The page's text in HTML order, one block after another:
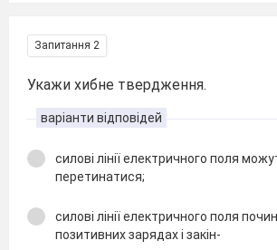
Запитання 2
Укажи хибне твердження.
варіанти відповідей
силові лінії електричного поля
перетинатися;
силові лінії електричного поля
позитивних зарядах і закін-